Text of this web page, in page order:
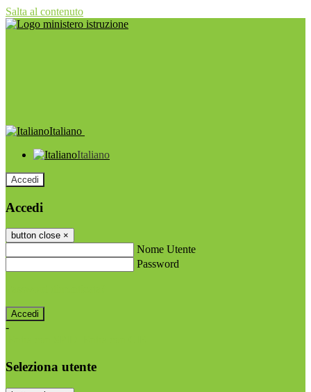
Salta al contenuto
Italiano
Italiano
Accedi
Accedi
button close ×
Nome Utente
Password
-
Seleziona utente